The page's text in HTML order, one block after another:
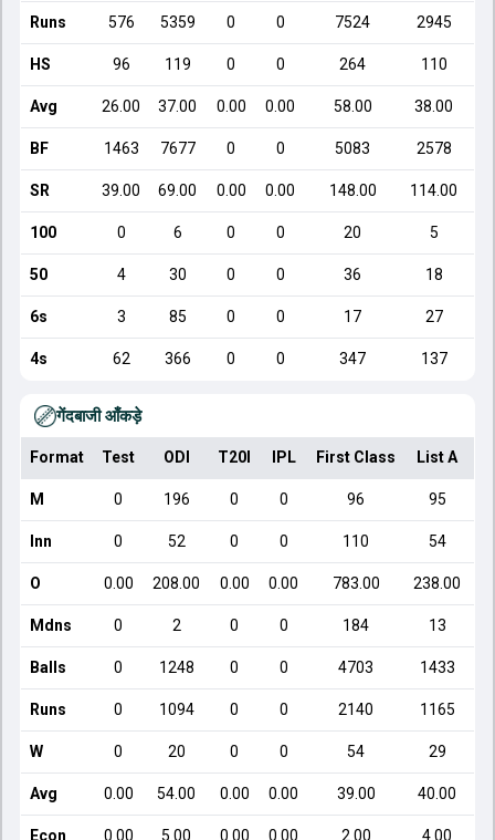
Runs 576 5359 0 0 7524 2945
HS 96 119 0 0 264 110
Avg 26.00 37.00 0.00 0.00 58.00 38.00
BF 1463 7677 0 0 5083 2578
SR 39.00 69.00 0.00 0.00 148.00 114.00
100 0 6 0 0 20 5
50 4 30 0 0 36 18
6s 3 85 0 0 17 27
4s 62 366 0 0 347 137
गेंदबाजी आँकड़े
Format Test ODI T20I IPL First Class List A
M 0 196 0 0 96 95
Inn 0 52 0 0 110 54
O 0.00 208.00 0.00 0.00 783.00 238.00
Mdns 0 2 0 0 184 13
Balls 0 1248 0 0 4703 1433
Runs 0 1094 0 0 2140 1165
W 0 20 0 0 54 29
Avg 0.00 54.00 0.00 0.00 39.00 40.00
Econ 0.00 5.00 0.00 0.00 2.00 4.00